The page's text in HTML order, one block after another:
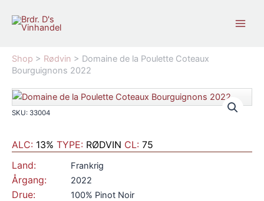
Shop > Rødvin > Domaine de la Poulette Coteaux
Bourguignons 2022
SKU: 33004
ALC: 13% TYPE: RØDVIN CL: 75
Land:
Frankrig
Årgang: 2022
Drue: 100% Pinot Noir